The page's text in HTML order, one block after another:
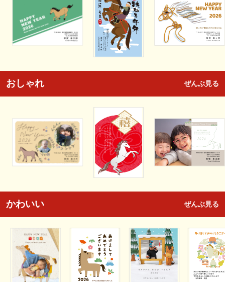
おしゃれ ぜんぶ見る
かわいい ぜんぶ見る